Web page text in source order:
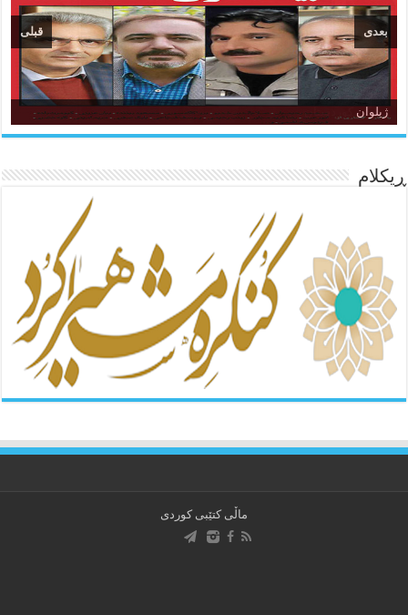
ژیلوان
ده‌نگی کوردستان
ئاژانسی هەواڵی مێهر
قبلی بعدی
ڕیکلام
ماڵی کتێبی کوردی